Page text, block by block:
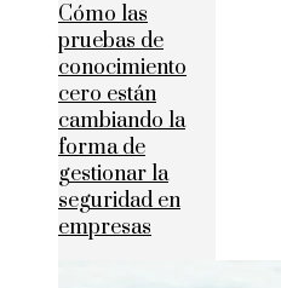
Cómo las
pruebas de
conocimiento
cero están
cambiando la
forma de
gestionar la
seguridad en
empresas